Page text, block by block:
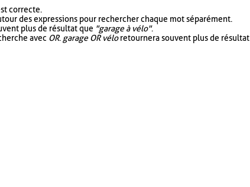
correcte.
des expressions pour rechercher chaque mot séparément.
plus de résultat que "garage à vélo".
avec OR. garage OR véloretournera souvent plus de résultat